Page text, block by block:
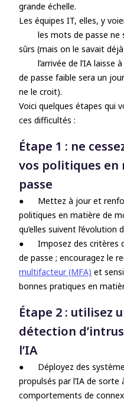
grande échelle.
Les équipes IT, elles, y
les mots de passe ne
sûrs (mais on le savait
l’arrivée de l’IA
de passe faible sera un
ne le croit).
Voici quelques étapes qui
ces difficultés :
Étape 1 : ne
vos politiques en
passe
● Mettez à jour et
politiques en matière de
qu’elles suivent l’évolution
● Imposez des critères
de passe ; encouragez le
multifacteur (MFA) et
bonnes pratiques en
Étape 2 : utilisez
détection
l’IA
● Déployez des
propulsés par l’IA de
comportements de